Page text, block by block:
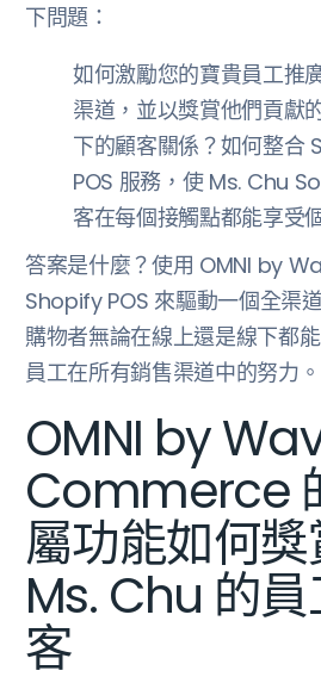
下問題：
如何激勵您的寶貴員工推
渠道，並以獎賞他們貢獻
下的顧客關係？如何整合
POS 服務，使 Ms. Chu
客在每個接觸點都能享受
答案是什麼？使用 OMNI by
Shopify POS 來驅動一個全渠
購物者無論在線上還是線下都
員工在所有銷售渠道中的努力。
OMNI by
Commerce
屬功能如何
Ms. Chu 的
客